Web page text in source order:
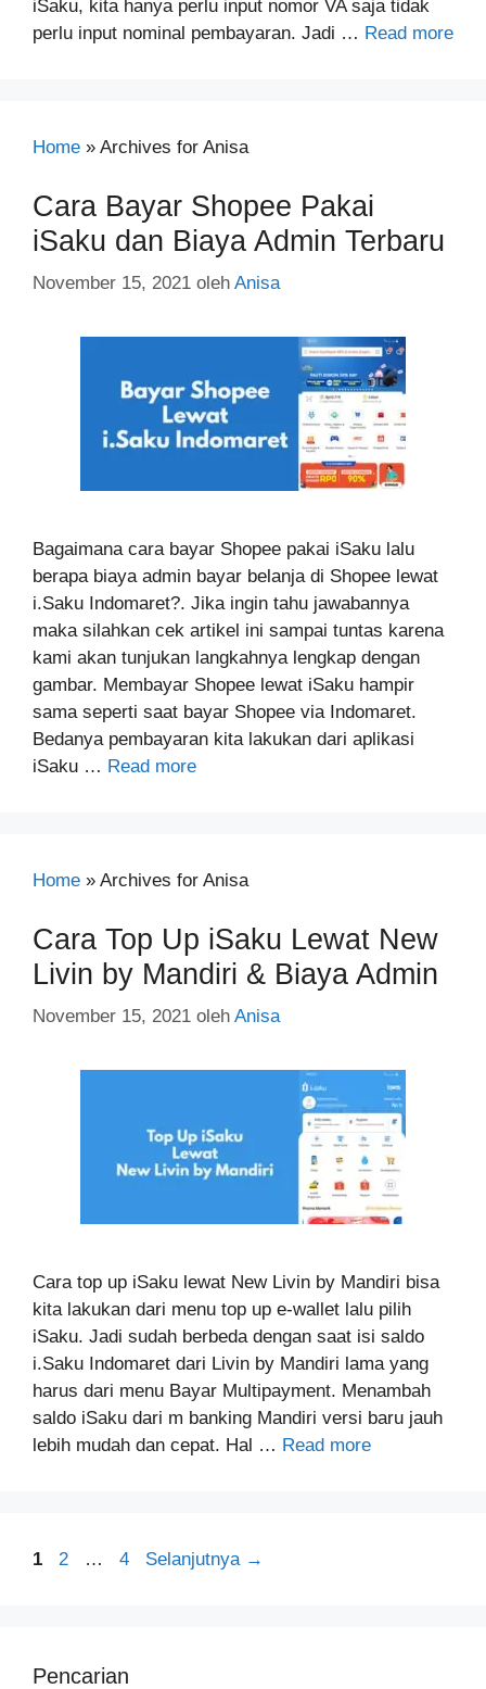
iSaku, kita hanya perlu input nomor VA saja tidak
perlu input nominal pembayaran. Jadi … Read more
Home » Archives for Anisa
Cara Bayar Shopee Pakai
iSaku dan Biaya Admin Terbaru
November 15, 2021 oleh Anisa
Bagaimana cara bayar Shopee pakai iSaku lalu
berapa biaya admin bayar belanja di Shopee lewat
i.Saku Indomaret?. Jika ingin tahu jawabannya
maka silahkan cek artikel ini sampai tuntas karena
kami akan tunjukan langkahnya lengkap dengan
gambar. Membayar Shopee lewat iSaku hampir
sama seperti saat bayar Shopee via Indomaret.
Bedanya pembayaran kita lakukan dari aplikasi
iSaku … Read more
Home » Archives for Anisa
Cara Top Up iSaku Lewat New
Livin by Mandiri & Biaya Admin
November 15, 2021 oleh Anisa
Cara top up iSaku lewat New Livin by Mandiri bisa
kita lakukan dari menu top up e-wallet lalu pilih
iSaku. Jadi sudah berbeda dengan saat isi saldo
i.Saku Indomaret dari Livin by Mandiri lama yang
harus dari menu Bayar Multipayment. Menambah
saldo iSaku dari m banking Mandiri versi baru jauh
lebih mudah dan cepat. Hal … Read more
Halaman
1 Halaman
2 … Halaman
4 Selanjutnya →
Pencarian